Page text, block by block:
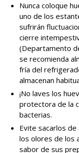
Nunca coloque
uno de los
sufrirán
cierre
(Departamento
se recomienda
fría del
almacenan
¡No laves los
protectora de la
bacterias.
Evite sacarlos
los olores de los
sabor de sus